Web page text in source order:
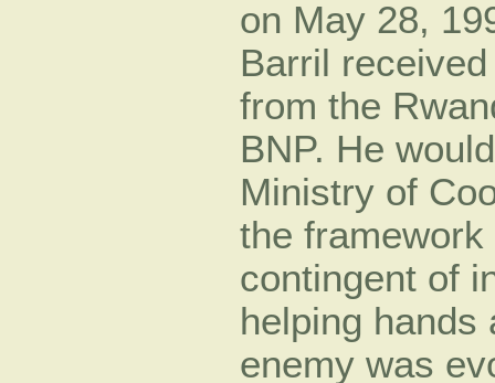
on May 28,
Barril
from the
BNP. He
Ministry of
the
contingent of
helping hands
enemy was